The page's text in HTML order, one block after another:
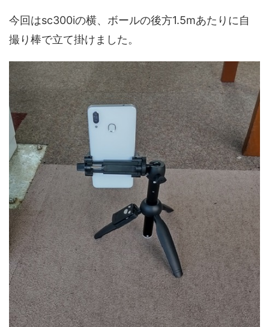
今回はsc300iの横、ボールの後方1.5mあたりに自
撮り棒で立て掛けました。